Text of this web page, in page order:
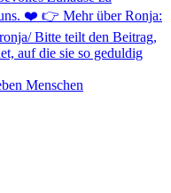
Menschen